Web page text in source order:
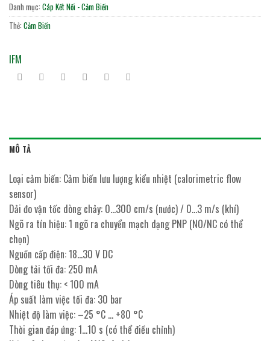
Danh mục: Cáp Kết Nối - Cảm Biến
Thẻ: Cảm Biến
IFM
MÔ TẢ
Loại cảm biến: Cảm biến lưu lượng kiểu nhiệt (calorimetric flow
sensor)
Dải đo vận tốc dòng chảy: 0…300 cm/s (nước) / 0…3 m/s (khí)
Ngõ ra tín hiệu: 1 ngõ ra chuyển mạch dạng PNP (NO/NC có thể
chọn)
Nguồn cấp điện: 18…30 V DC
Dòng tải tối đa: 250 mA
Dòng tiêu thụ: < 100 mA
Áp suất làm việc tối đa: 30 bar
Nhiệt độ làm việc: –25 °C … +80 °C
Thời gian đáp ứng: 1…10 s (có thể điều chỉnh)